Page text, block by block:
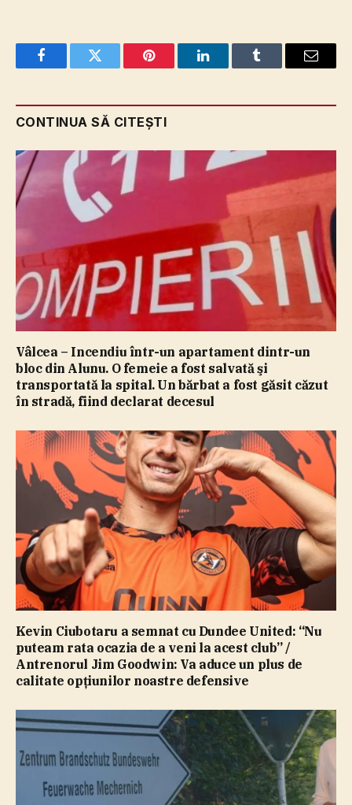
FacebookTwitter Pinterest LinkedInTumblr Email
CONTINUA SĂ CITEȘTI
Vâlcea – Incendiu într-un apartament dintr-un
bloc din Alunu. O femeie a fost salvată şi
transportată la spital. Un bărbat a fost găsit căzut
în stradă, fiind declarat decesul
Kevin Ciubotaru a semnat cu Dundee United: “Nu
puteam rata ocazia de a veni la acest club” /
Antrenorul Jim Goodwin: Va aduce un plus de
calitate opţiunilor noastre defensive